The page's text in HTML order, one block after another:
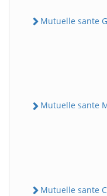
Mutuelle sante
Mutuelle sante
Mutuelle sante